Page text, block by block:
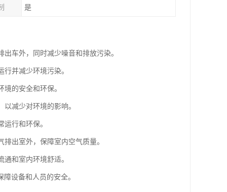
是
车外，同时减少噪音和排放污染。
并减少环境污染。
的安全和环保。
减少对环境的影响。
行和环保。
出室外，保障室内空气质量。
和室内环境舒适。
设备和人员的安全。